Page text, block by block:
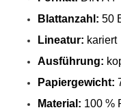
Blattanzahl: 50
Lineatur: kariert
Ausführung:
Papiergewicht:
Material: 100 %